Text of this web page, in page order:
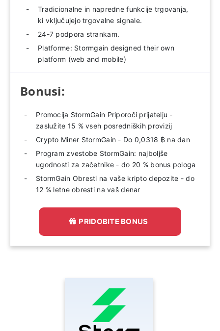
Tradicionalne in napredne funkcije trgovanja,
ki vključujejo trgovalne signale.
24-7 podpora strankam.
Platforme: Stormgain designed their own
platform (web and mobile)
Bonusi:
Promocija StormGain Priporoči prijatelju -
zaslužite 15 % vseh posredniških provizij
Crypto Miner StormGain - Do 0,0318 ฿ na dan
Program zvestobe StormGain: najboljše
ugodnosti za začetnike - do 20 % bonus pologa
StormGain Obresti na vaše kripto depozite - do
12 % letne obresti na vaš denar
PRIDOBITE BONUS